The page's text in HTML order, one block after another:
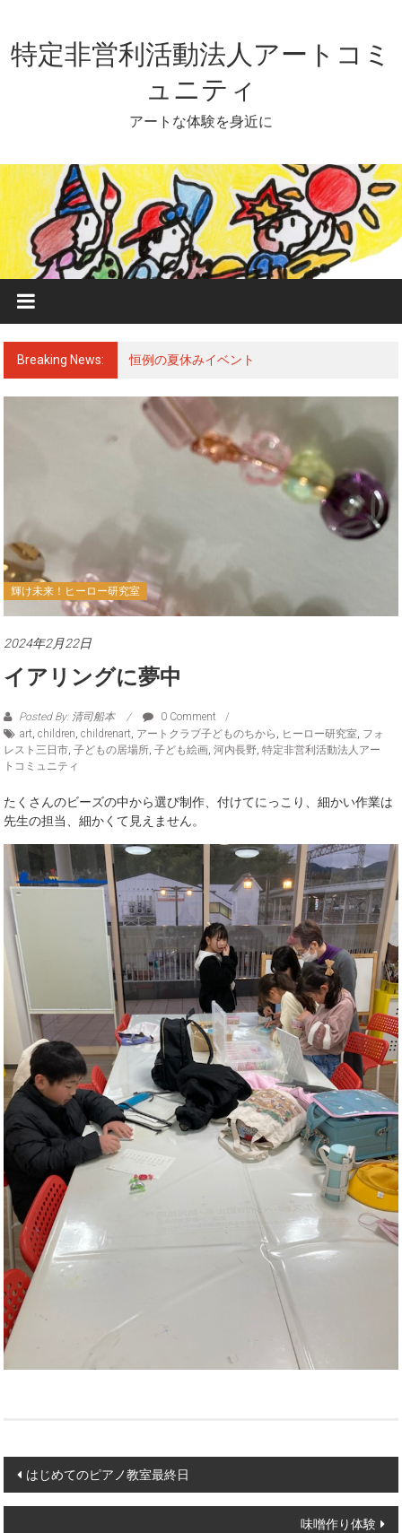
content
特定非営利活動法人アートコミ
ュニティ
アートな体験を身近に
Breaking News: 恒例の夏休みイベント
輝け未来！ヒーロー研究室
2024年2月22日
イアリングに夢中
Posted By: 清司船本
0 Comment
art,children,childrenart, アートクラブ子どものちから , ヒーロー研究室, フォ
レスト三日市,子どもの居場所,子ども絵画,河内長野,特定非営利活動法人アー
トコミュニティ
たくさんのビーズの中から選び制作、付けてにっこり、細かい作業は
先生の担当、細かくて見えません。
Post
navigation
はじめてのピアノ教室最終日
味噌作り体験